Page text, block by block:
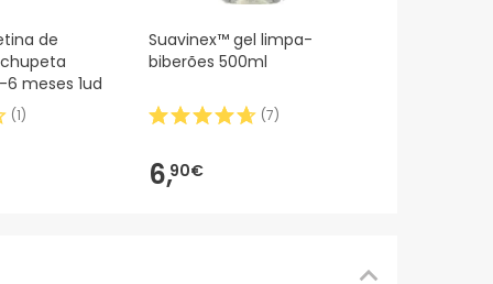
de
meses 1ud
(1)
Suavinex™ gel limpa-
biberões 500ml
(7)
6,90€